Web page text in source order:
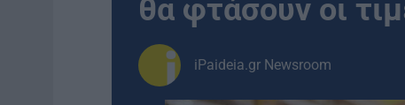
θα φτάσουν οι
iPaideia.gr Newsroom